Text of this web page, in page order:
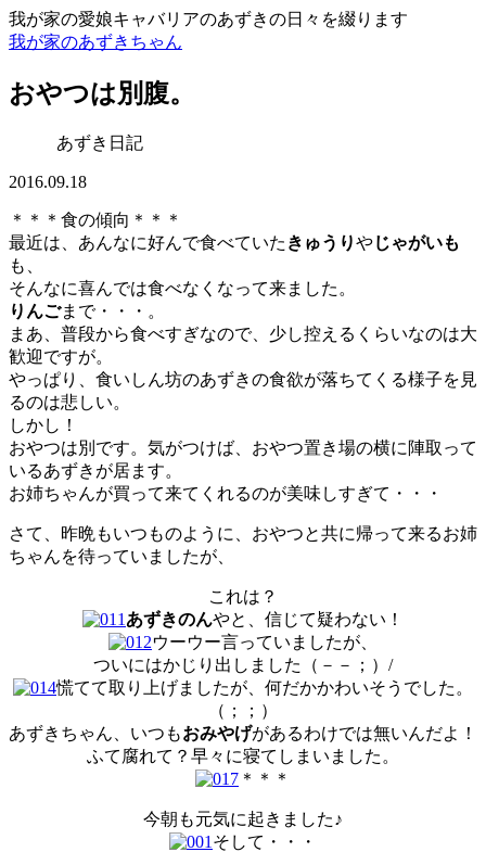
我が家の愛娘キャバリアのあずきの日々を綴ります
我が家のあずきちゃん
おやつは別腹。
あずき日記
2016.09.18
＊＊＊食の傾向＊＊＊
最近は、あんなに好んで食べていた きゅうりやじゃがいも
も、
そんなに喜んでは食べなくなって来ました。
りんごまで・・・。
まあ、普段から食べすぎなので、少し控えるくらいなのは大
歓迎ですが。
やっぱり、食いしん坊のあずきの食欲が落ちてくる様子を見
るのは悲しい。
しかし！
おやつは別です。気がつけば、おやつ置き場の横に陣取って
いるあずきが居ます。
お姉ちゃんが買って来てくれるのが美味しすぎて・・・
さて、昨晩もいつものように、おやつと共に帰って来るお姉
ちゃんを待っていましたが、
これは？
あずきのんやと、信じて疑わない！
ウーウー言っていましたが、
ついにはかじり出しました（－－；）/
慌てて取り上げましたが、何だかかわいそうでした。
（；；）
あずきちゃん、いつもおみやげがあるわけでは無いんだよ！
ふて腐れて？早々に寝てしまいました。
＊＊＊
今朝も元気に起きました♪
そして・・・